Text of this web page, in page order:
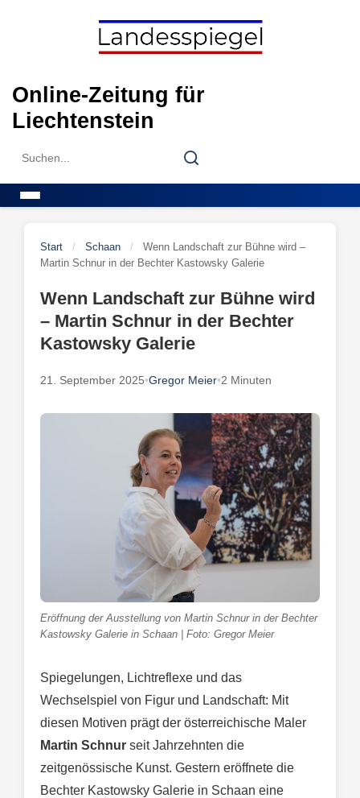
Online-Zeitung für
Liechtenstein
Search
Search
Start / Schaan /
Wenn Landschaft zur Bühne wird –
Martin Schnur in der Bechter Kastowsky Galerie
Wenn Landschaft zur Bühne wird
– Martin Schnur in der Bechter
Kastowsky Galerie
21. September 2025•Gregor Meier•2 Minuten
Eröffnung der Ausstellung von Martin Schnur in der Bechter
Kastowsky Galerie in Schaan | Foto: Gregor Meier
Spiegelungen, Lichtreflexe und das
Wechselspiel von Figur und Landschaft: Mit
diesen Motiven prägt der österreichische Maler
Martin Schnur seit Jahrzehnten die
zeitgenössische Kunst. Gestern eröffnete die
Bechter Kastowsky Galerie in Schaan eine